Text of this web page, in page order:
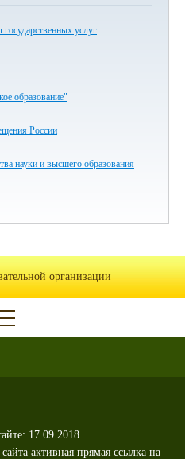
услуг
образование"
России
науки и высшего образования
организации
17.09.2018
активная прямая ссылка на